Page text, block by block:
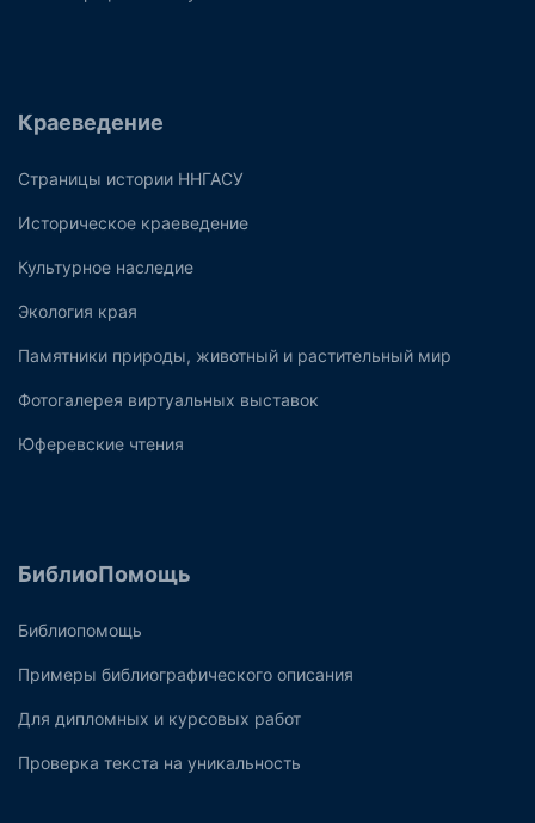
Краеведение
Страницы истории ННГАСУ
Историческое краеведение
Культурное наследие
Экология края
Памятники природы, животный и растительный мир
Фотогалерея виртуальных выставок
Юферевские чтения
БиблиоПомощь
Библиопомощь
Примеры библиографического описания
Для дипломных и курсовых работ
Проверка текста на уникальность